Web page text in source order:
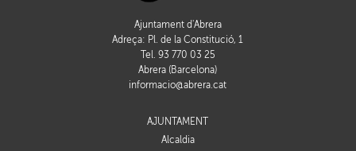
Ajuntament d'Abrera
Adreça: Pl. de la Constitució, 1
Tel. 93 770 03 25
Abrera (Barcelona)
informacio@abrera.cat
AJUNTAMENT
Alcaldia